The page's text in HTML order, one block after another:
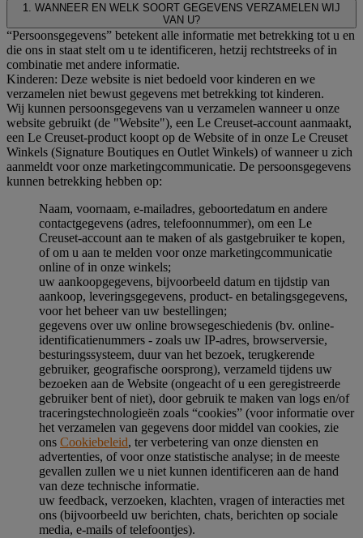
1. WANNEER EN WELK SOORT GEGEVENS VERZAMELEN WIJ
VAN U?
“Persoonsgegevens” betekent alle informatie met betrekking tot u en
die ons in staat stelt om u te identificeren, hetzij rechtstreeks of in
combinatie met andere informatie.
Kinderen: Deze website is niet bedoeld voor kinderen en we
verzamelen niet bewust gegevens met betrekking tot kinderen.
Wij kunnen persoonsgegevens van u verzamelen wanneer u onze
website gebruikt (de "Website"), een Le Creuset-account aanmaakt,
een Le Creuset-product koopt op de Website of in onze Le Creuset
Winkels (Signature Boutiques en Outlet Winkels) of wanneer u zich
aanmeldt voor onze marketingcommunicatie. De persoonsgegevens
kunnen betrekking hebben op:
Naam, voornaam, e-mailadres, geboortedatum en andere
contactgegevens (adres, telefoonnummer), om een Le
Creuset-account aan te maken of als gastgebruiker te kopen,
of om u aan te melden voor onze marketingcommunicatie
online of in onze winkels;
uw aankoopgegevens, bijvoorbeeld datum en tijdstip van
aankoop, leveringsgegevens, product- en betalingsgegevens,
voor het beheer van uw bestellingen;
gegevens over uw online browsegeschiedenis (bv. online-
identificatienummers - zoals uw IP-adres, browserversie,
besturingssysteem, duur van het bezoek, terugkerende
gebruiker, geografische oorsprong), verzameld tijdens uw
bezoeken aan de Website (ongeacht of u een geregistreerde
gebruiker bent of niet), door gebruik te maken van logs en/of
traceringstechnologieën zoals “cookies” (voor informatie over
het verzamelen van gegevens door middel van cookies, zie
ons Cookiebeleid, ter verbetering van onze diensten en
advertenties, of voor onze statistische analyse; in de meeste
gevallen zullen we u niet kunnen identificeren aan de hand
van deze technische informatie.
uw feedback, verzoeken, klachten, vragen of interacties met
ons (bijvoorbeeld uw berichten, chats, berichten op sociale
media, e-mails of telefoontjes).